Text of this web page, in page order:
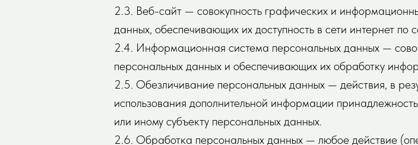
2.3. Веб-сайт — совокупность графических и
данных, обеспечивающих их доступность в сети интернет
2.4. Информационная система персональных данных —
персональных данных и обеспечивающих их обработку
2.5. Обезличивание персональных данных — действия, в
использования дополнительной информации
или иному субъекту персональных данных.
2.6. Обработка персональных данных — любое действие